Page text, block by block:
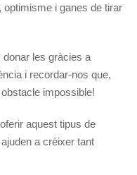
i ganes de tirar
les gràcies a
i recordar-nos que,
impossible!
aquest tipus de
a créixer tant